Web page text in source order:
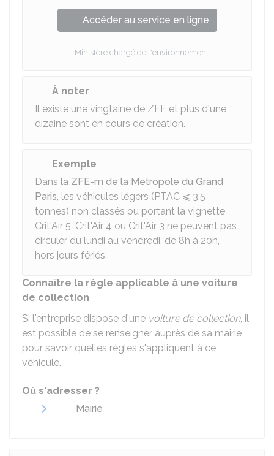
Accéder au service en ligne
Ministère chargé de l'environnement
À noter
Il existe une vingtaine de ZFE et plus d'une
dizaine sont en cours de création.
Exemple
Dans la ZFE-m de la Métropole du Grand
Paris, les véhicules légers (PTAC ⩽ 3,5
tonnes) non classés ou portant la vignette
Crit'Air 5, Crit'Air 4 ou Crit'Air 3 ne peuvent pas
circuler du lundi au vendredi, de 8h à 20h,
hors jours fériés.
Connaître la règle applicable à une voiture
de collection
Si l'entreprise dispose d'une voiture de collection, il
est possible de se renseigner auprès de sa mairie
pour savoir quelles règles s'appliquent à ce
véhicule.
Où s'adresser ?
Mairie